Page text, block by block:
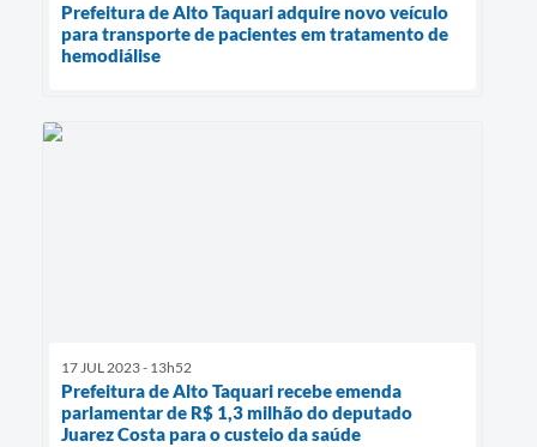
Prefeitura de Alto Taquari adquire novo veículo
para transporte de pacientes em tratamento de
hemodiálise
17 JUL 2023 - 13h52
Prefeitura de Alto Taquari recebe emenda
parlamentar de R$ 1,3 milhão do deputado
Juarez Costa para o custeio da saúde